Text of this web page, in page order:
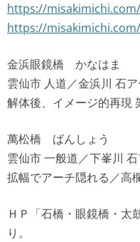
https://
https://
金浜眼鏡橋 かなはま
雲仙市 人道／金浜川 石
解体後、イメージ的再現
萬松橋 ばんしょう
雲仙市 一般道／下峯川
拡幅でアーチ隠れる／高
ＨＰ「石橋・眼鏡橋・太
り。